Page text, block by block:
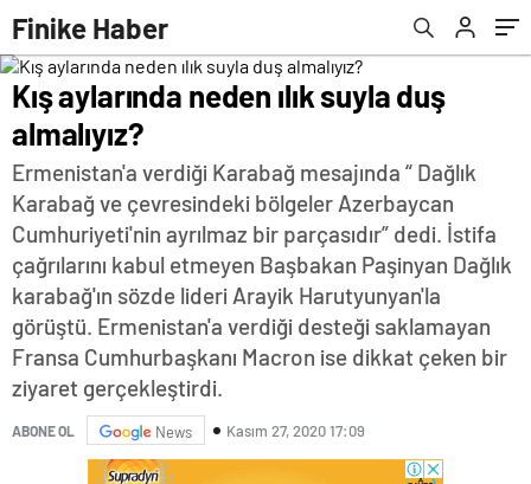
Finike Haber
Kış aylarında neden ılık suyla duş
almalıyız?
Ermenistan'a verdiği Karabağ mesajında “ Dağlık
Karabağ ve çevresindeki bölgeler Azerbaycan
Cumhuriyeti'nin ayrılmaz bir parçasıdır” dedi. İstifa
çağrılarını kabul etmeyen Başbakan Paşinyan Dağlık
karabağ'ın sözde lideri Arayik Harutyunyan'la
görüştü. Ermenistan'a verdiği desteği saklamayan
Fransa Cumhurbaşkanı Macron ise dikkat çeken bir
ziyaret gerçekleştirdi.
ABONE OL News Kasım 27, 2020 17:09